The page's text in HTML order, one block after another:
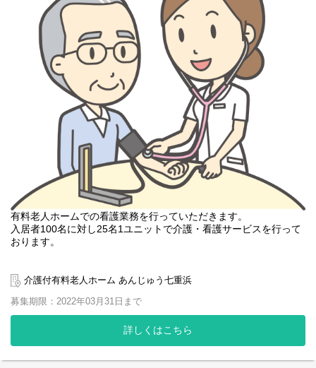
有料老人ホームでの看護業務を行っていただきます。
入居者100名に対し25名1ユニットで介護・看護サービスを行って
おります。
・バイタル測定、健康管理
・服薬管理
・入浴後の処置等
・往診医師との連携
として、健康管理を行っていただきます。
介護付有料老人ホーム あんじゅう七重浜
募集期限：2022年03月31日まで
詳しくはこちら